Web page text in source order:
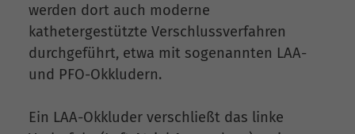
werden dort auch moderne
kathetergestützte Verschlussverfahren
durchgeführt, etwa mit sogenannten LAA-
und PFO-Okkludern.
Ein LAA-Okkluder verschließt das linke